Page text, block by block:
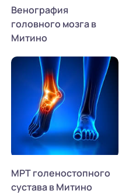
Венография
головного мозга в
Митино
МРТ голеностопного
сустава в Митино